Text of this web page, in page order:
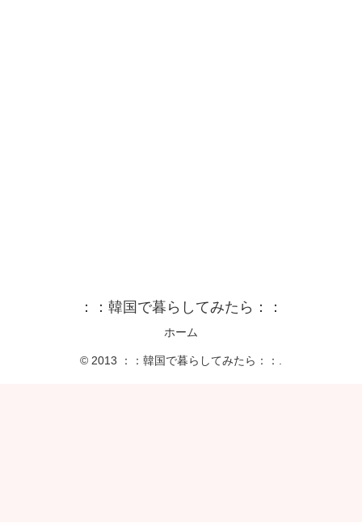
：：韓国で暮らしてみたら：：
ホーム
© 2013 ：：韓国で暮らしてみたら：：.